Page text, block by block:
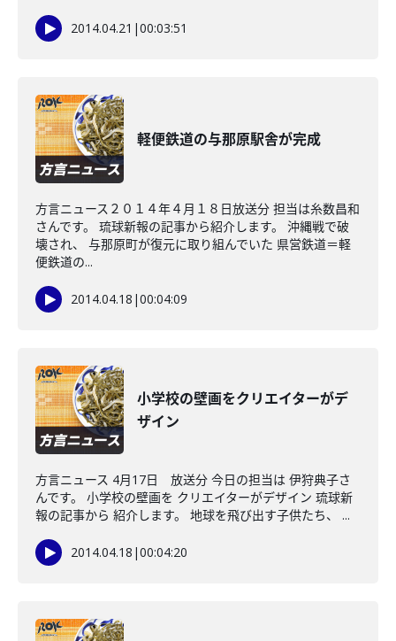
2014.04.21 |00:03:51
軽便鉄道の与那原駅舎が完成
方言ニュース２０１４年４月１８日放送分 担当は糸数昌和
さんです。 琉球新報の記事から紹介します。 沖縄戦で破
壊され、 与那原町が復元に取り組んでいた 県営鉄道＝軽
便鉄道の...
2014.04.18 |00:04:09
小学校の壁画をクリエイターがデ
ザイン
方言ニュース 4月17日 放送分 今日の担当は 伊狩典子さ
んです。 小学校の壁画を クリエイターがデザイン 琉球新
報の記事から 紹介します。 地球を飛び出す子供たち、 ...
2014.04.18 |00:04:20